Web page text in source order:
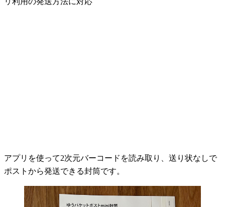
リ利用の発送方法に対応
アプリを使って2次元バーコードを読み取り、送り状なしで